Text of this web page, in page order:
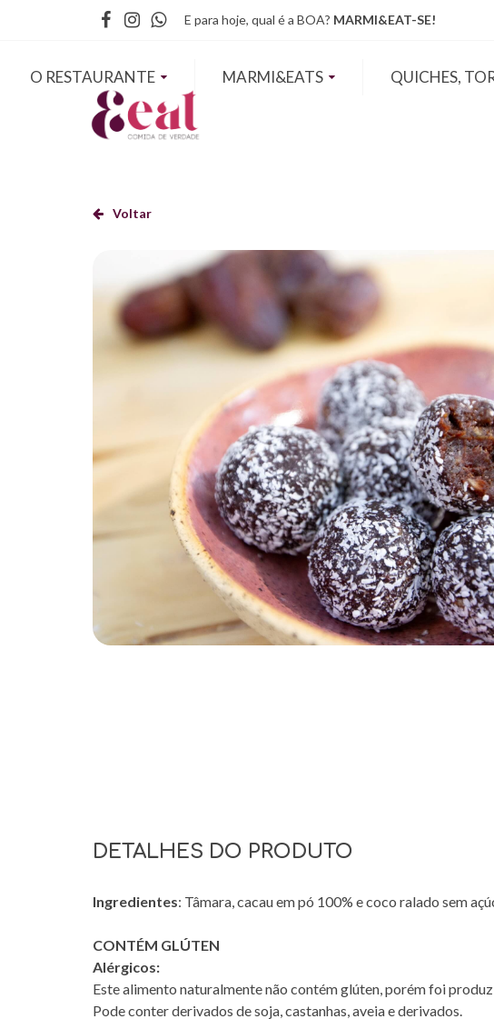
FacebookInstagram
WhatsApp
E para hoje, qual é a BOA? MARMI&EAT-SE!
O RESTAURANTE MARMI&EATS QUICHES,
Voltar
DETALHES DO PRODUTO
Ingredientes: Tâmara, cacau em pó 100% e coco ralado sem
CONTÉM GLÚTEN
Alérgicos:
Este alimento naturalmente não contém glúten, porém foi
Pode conter derivados de soja, castanhas, aveia e derivados.